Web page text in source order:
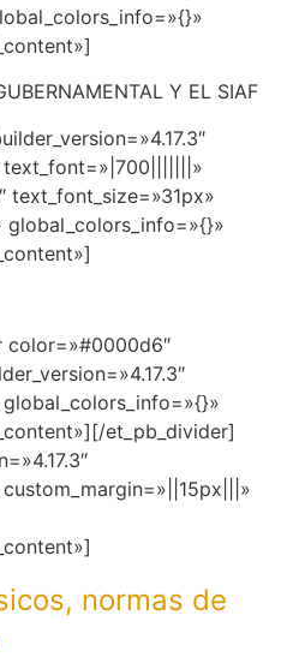
Y EL SIAF
text_font=»|700|||||||»
text_font_size=»31px»
color=»#0000d6″
global_colors_info=»{}»
et_pb_divider]
normas de